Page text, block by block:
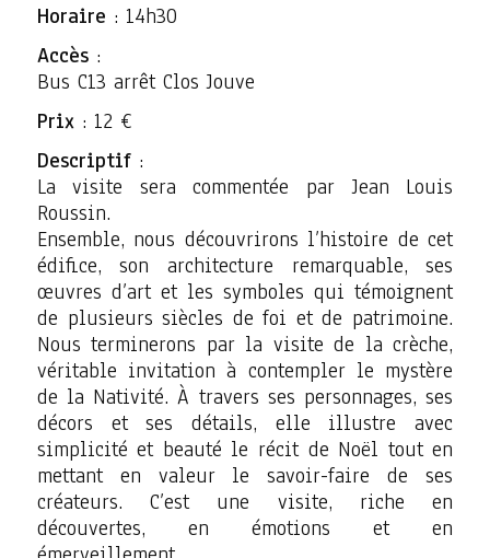
Horaire : 14h30
Accès:
Bus C13 arrêt Clos Jouve
Prix: 12 €
Descriptif:
La visite sera commentée par Jean Louis
Roussin.
Ensemble, nous découvrirons l’histoire de cet
édifice, son architecture remarquable, ses
œuvres d’art et les symboles qui témoignent
de plusieurs siècles de foi et de patrimoine.
Nous terminerons par la visite de la crèche,
véritable invitation à contempler le mystère
de la Nativité. À travers ses personnages, ses
décors et ses détails, elle illustre avec
simplicité et beauté le récit de Noël tout en
mettant en valeur le savoir-faire de ses
créateurs. C’est une visite, riche en
découvertes, en émotions et en